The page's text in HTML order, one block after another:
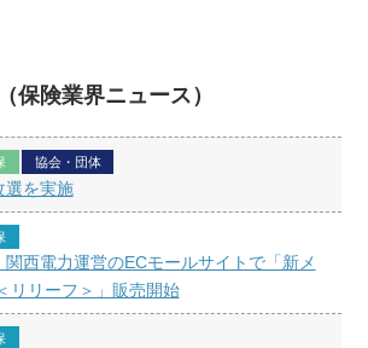
保険業界ニュース）
協会・団体
選を実施
関西電力運営のECモールサイトで「新メ
リリーフ＞」販売開始